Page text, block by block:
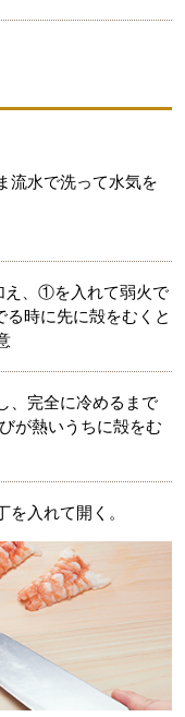
流水で洗って水気を
え、①を入れて弱火で
時に先に殻をむくと
、完全に冷めるまで
が熱いうちに殻をむ
入れて開く。